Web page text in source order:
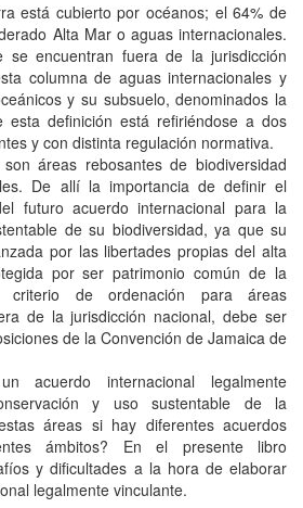
está cubierto por océanos; el 64% de
Alta Mar o aguas internacionales.
se encuentran fuera de la jurisdicción
columna de aguas internacionales y
y su subsuelo, denominados la
esta definición está refiriéndose a dos
y con distinta regulación normativa.
áreas rebosantes de biodiversidad
De allí la importancia de definir el
futuro acuerdo internacional para la
de su biodiversidad, ya que su
por las libertades propias del alta
por ser patrimonio común de la
criterio de ordenación para áreas
de la jurisdicción nacional, debe ser
de la Convención de Jamaica de
acuerdo internacional legalmente
y uso sustentable de la
áreas si hay diferentes acuerdos
ámbitos? En el presente libro
y dificultades a la hora de elaborar
legalmente vinculante.